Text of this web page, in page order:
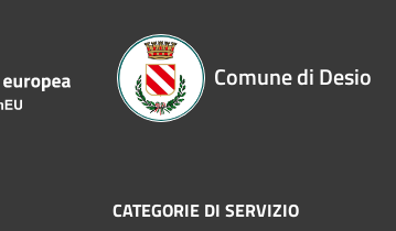
Comune di Desio
CATEGORIE DI SERVIZIO